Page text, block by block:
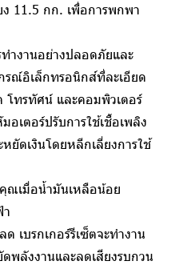
ง 11.5 กก. เพื่อการพกพา
ำงานอย่างปลอดภัยและ
ณ์อิเล็กทรอนิกส์ที่ละเอียด
ทรทัศน์ และคอมพิวเตอร์
เตอร์ปรับการใช้เชื้อเพลิง
ดเงินโดยหลีกเลี่ยงการใช้
ณเมื่อน้ำมันเหลือน้อย
เบรกเกอร์รีเซ็ตจะทำงาน
พลังงานและลดเสียงรบกวน